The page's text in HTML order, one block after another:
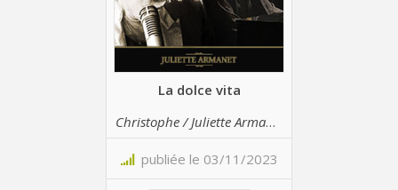
La dolce vita
Christophe / Juliette Armanet
publiée le 03/11/2023